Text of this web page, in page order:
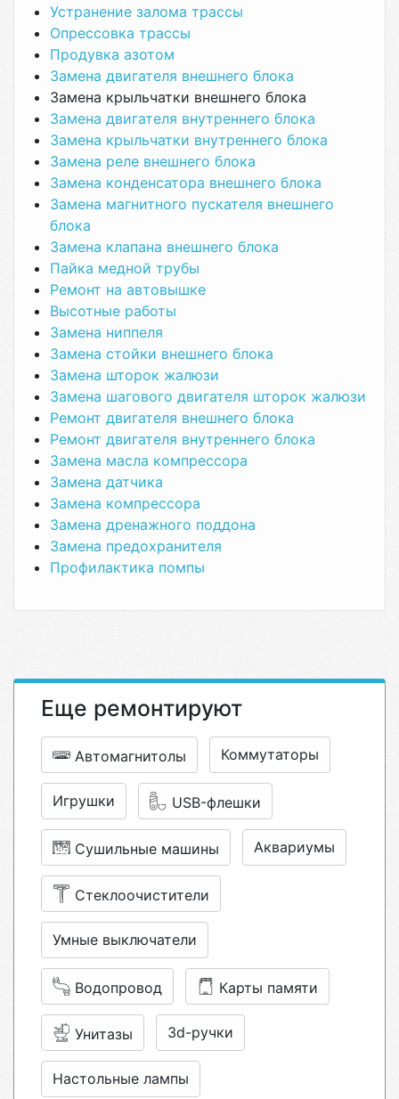
Устранение залома трассы
Опрессовка трассы
Продувка азотом
Замена двигателя внешнего блока
Замена крыльчатки внешнего блока
Замена двигателя внутреннего блока
Замена крыльчатки внутреннего блока
Замена реле внешнего блока
Замена конденсатора внешнего блока
Замена магнитного пускателя внешнего
блока
Замена клапана внешнего блока
Пайка медной трубы
Ремонт на автовышке
Высотные работы
Замена ниппеля
Замена стойки внешнего блока
Замена шторок жалюзи
Замена шагового двигателя шторок жалюзи
Ремонт двигателя внешнего блока
Ремонт двигателя внутреннего блока
Замена масла компрессора
Замена датчика
Замена компрессора
Замена дренажного поддона
Замена предохранителя
Профилактика помпы
Еще ремонтируют
Автомагнитолы Коммутаторы
Игрушки USB-флешки
Сушильные машины Аквариумы
Стеклоочистители
Умные выключатели
Водопровод Карты памяти
Унитазы 3d-ручки
Настольные лампы